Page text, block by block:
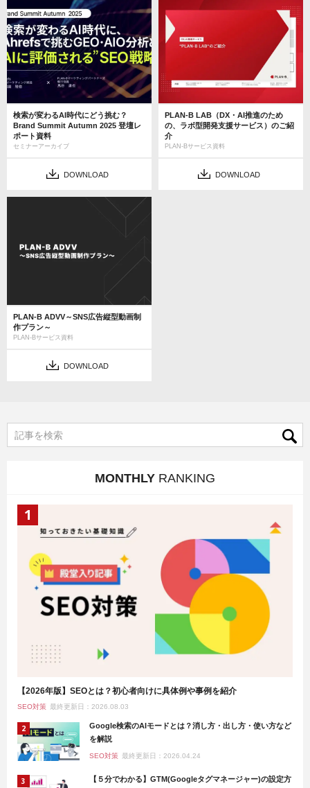
検索が変わるAI時代にどう挑む？
Brand Summit Autumn 2025 登壇レ
ポート資料
セミナーアーカイブ
DOWNLOAD
PLAN-B LAB（DX・AI推進のため
の、ラボ型開発支援サービス）のご紹
介
PLAN-Bサービス資料
DOWNLOAD
PLAN-B ADVV～SNS広告縦型動画制
作プラン～
PLAN-Bサービス資料
DOWNLOAD
MONTHLY RANKING
【2026年版】SEOとは？初心者向けに具体例や事例を紹介
SEO対策 最終更新日：2026.08.03
Google検索のAIモードとは？消し方・出し方・使い方など
を解説
SEO対策 最終更新日：2026.04.24
【５分でわかる】GTM(Googleタグマネージャー)の設定方